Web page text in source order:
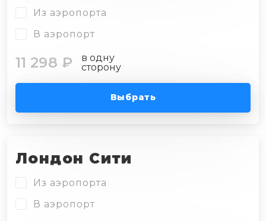
Из аэропорта
В аэропорт
11 298 ₽
в одну
сторону
Выбрать
Лондон Сити
Из аэропорта
В аэропорт